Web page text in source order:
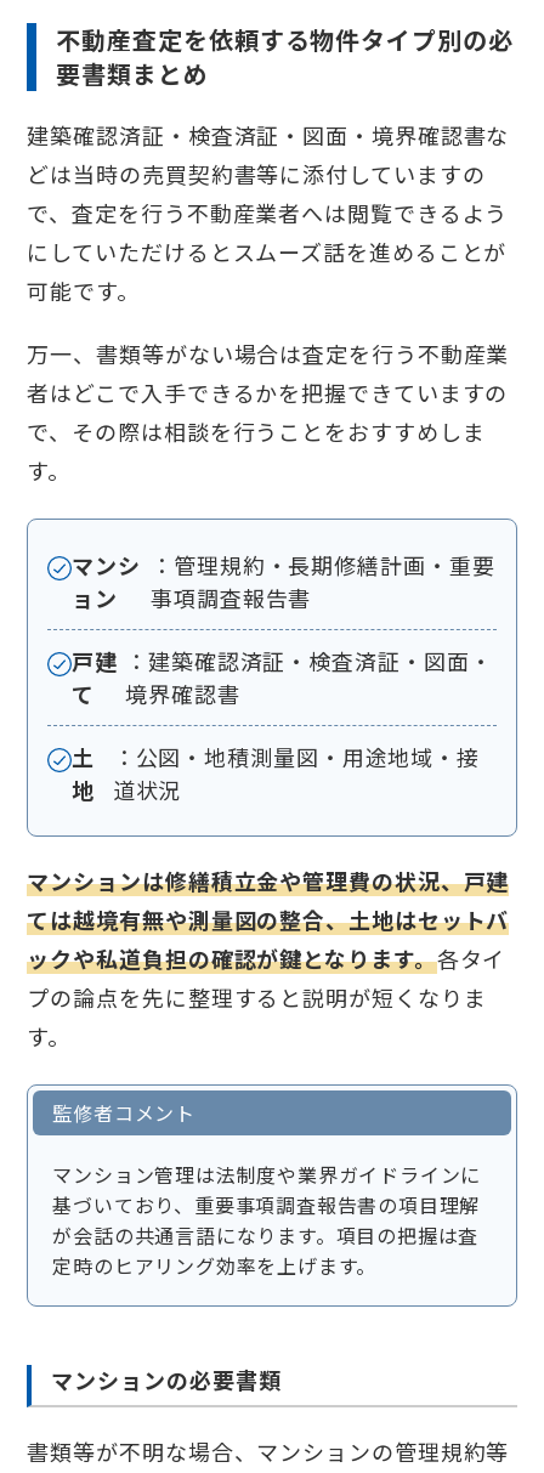
不動産査定を依頼する物件タイプ別の必
要書類まとめ
建築確認済証・検査済証・図面・境界確認書な
どは当時の売買契約書等に添付していますの
で、査定を行う不動産業者へは閲覧できるよう
にしていただけるとスムーズ話を進めることが
可能です。
万一、書類等がない場合は査定を行う不動産業
者はどこで入手できるかを把握できていますの
で、その際は相談を行うことをおすすめしま
す。
マンシ
ョン
：管理規約・長期修繕計画・重要
事項調査報告書
戸建
て
：建築確認済証・検査済証・図面・
境界確認書
土
地
：公図・地積測量図・用途地域・接
道状況
マンションは修繕積立金や管理費の状況、戸建
ては越境有無や測量図の整合、土地はセットバ
ックや私道負担の確認が鍵となります。各タイ
プの論点を先に整理すると説明が短くなりま
す。
監修者コメント
マンション管理は法制度や業界ガイドラインに
基づいており、重要事項調査報告書の項目理解
が会話の共通言語になります。項目の把握は査
定時のヒアリング効率を上げます。
マンションの必要書類
書類等が不明な場合、マンションの管理規約等